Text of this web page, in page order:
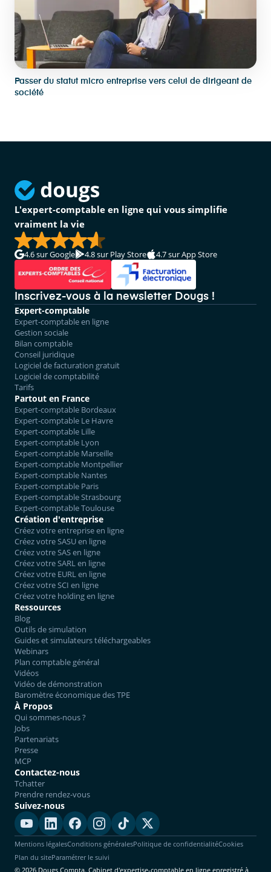
Passer du statut micro entreprise vers celui de dirigeant de
société
L'expert-comptable en ligne qui vous simplifie
vraiment la vie
4.6sur Google 4.8sur Play Store 4.7sur App Store
Inscrivez-vous à la newsletter Dougs !
Expert-comptable
Expert-comptable en ligne
Gestion sociale
Bilan comptable
Conseil juridique
Logiciel de facturation gratuit
Logiciel de comptabilité
Tarifs
Partout en France
Expert-comptable Bordeaux
Expert-comptable Le Havre
Expert-comptable Lille
Expert-comptable Lyon
Expert-comptable Marseille
Expert-comptable Montpellier
Expert-comptable Nantes
Expert-comptable Paris
Expert-comptable Strasbourg
Expert-comptable Toulouse
Création d'entreprise
Créez votre entreprise en ligne
Créez votre SASU en ligne
Créez votre SAS en ligne
Créez votre SARL en ligne
Créez votre EURL en ligne
Créez votre SCI en ligne
Créez votre holding en ligne
Ressources
Blog
Outils de simulation
Guides et simulateurs téléchargeables
Webinars
Plan comptable général
Vidéos
Vidéo de démonstration
Baromètre économique des TPE
À Propos
Qui sommes-nous ?
Jobs
Partenariats
Presse
MCP
Contactez-nous
Tchatter
Prendre rendez-vous
Suivez-nous
Mentions légalesConditions généralesPolitique de confidentialitéCookies
Plan du siteParamétrer le suivi
© 2026 Dougs Compta. Cabinet d'expertise-comptable en ligne enregistré à